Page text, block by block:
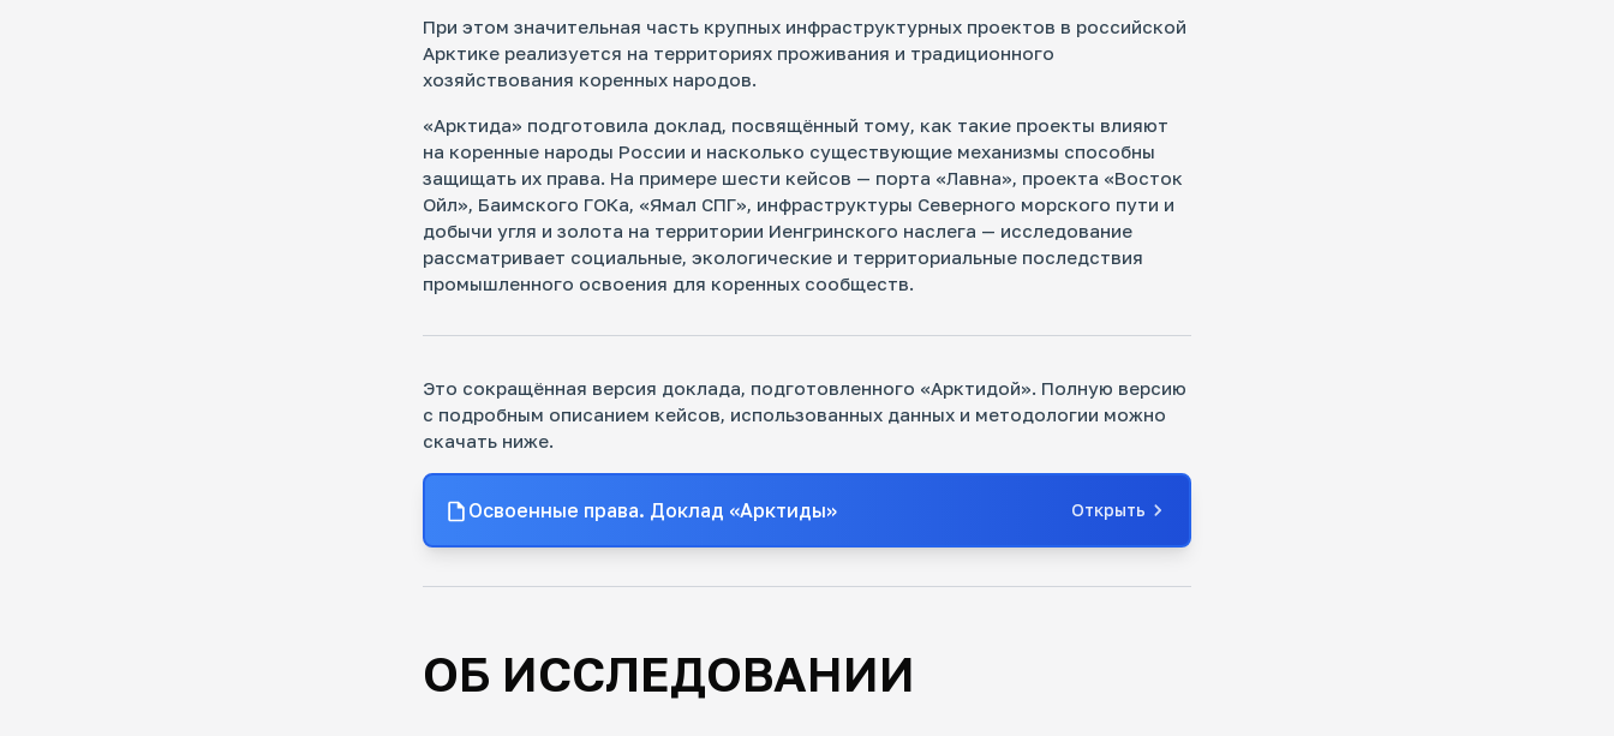
Мониторинг инфраструктурных проектов
российской Арктики
Как крупные корпорации и государство влияют на
экосистему и жизнь коренных народов
арктической политики
Кто принимает решения о развитии региона на самом
российскую арктическую повестку сегодня, и делает
процессы в регионе прозрачнее и понятнее.
При этом значительная часть крупных инфраструктурных проектов в российской
Арктике реализуется на территориях проживания и традиционного
хозяйствования коренных народов.
«Арктида» подготовила доклад, посвящённый тому, как такие проекты влияют
на коренные народы России и насколько существующие механизмы способны
защищать их права. На примере шести кейсов — порта «Лавна», проекта «Восток
Ойл», Баимского ГОКа, «Ямал СПГ», инфраструктуры Северного морского пути и
добычи угля и золота на территории Иенгринского наслега — исследование
рассматривает социальные, экологические и территориальные последствия
промышленного освоения для коренных сообществ.
Это сокращённая версия доклада, подготовленного «Арктидой». Полную версию
с подробным описанием кейсов, использованных данных и методологии можно
скачать ниже.
Освоенные права. Доклад «Арктиды» Открыть
ОБ ИССЛЕДОВАНИИ